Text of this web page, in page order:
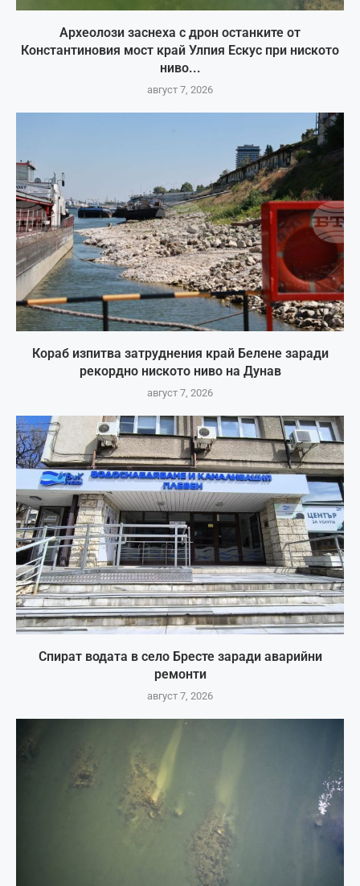
Археолози заснеха с дрон останките от
Константиновия мост край Улпия Ескус при ниското
ниво...
август 7, 2026
Кораб изпитва затруднения край Белене заради
рекордно ниското ниво на Дунав
август 7, 2026
Спират водата в село Бресте заради аварийни
ремонти
август 7, 2026